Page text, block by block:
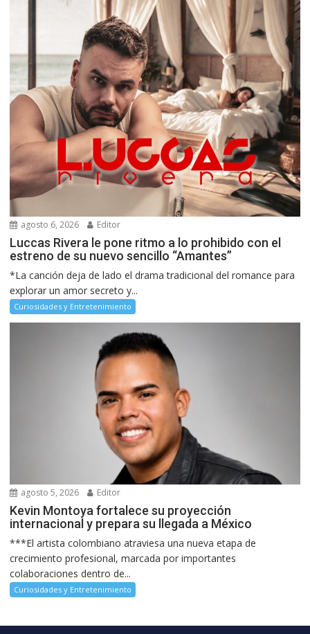
agosto 6, 2026 Editor
Luccas Rivera le pone ritmo a lo prohibido con el
estreno de su nuevo sencillo “Amantes”
*La canción deja de lado el drama tradicional del romance para
explorar un amor secreto y...
Curiosidades y Entretenimiento
agosto 5, 2026 Editor
Kevin Montoya fortalece su proyección
internacional y prepara su llegada a México
***El artista colombiano atraviesa una nueva etapa de
crecimiento profesional, marcada por importantes
colaboraciones dentro de...
Curiosidades y Entretenimiento